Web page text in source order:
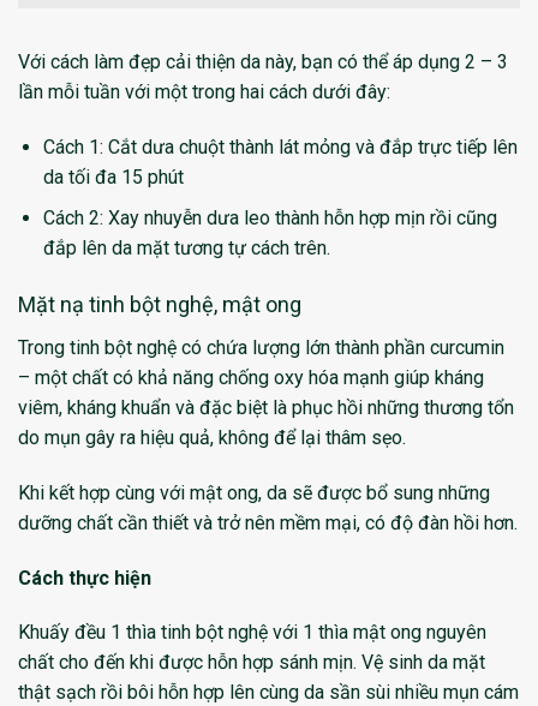
Với cách làm đẹp cải thiện da này, bạn có thể áp dụng 2 – 3
lần mỗi tuần với một trong hai cách dưới đây:
Cách 1: Cắt dưa chuột thành lát mỏng và đắp trực tiếp lên
da tối đa 15 phút
Cách 2: Xay nhuyễn dưa leo thành hỗn hợp mịn rồi cũng
đắp lên da mặt tương tự cách trên.
Mặt nạ tinh bột nghệ, mật ong
Trong tinh bột nghệ có chứa lượng lớn thành phần curcumin
– một chất có khả năng chống oxy hóa mạnh giúp kháng
viêm, kháng khuẩn và đặc biệt là phục hồi những thương tổn
do mụn gây ra hiệu quả, không để lại thâm sẹo.
Khi kết hợp cùng với mật ong, da sẽ được bổ sung những
dưỡng chất cần thiết và trở nên mềm mại, có độ đàn hồi hơn.
Cách thực hiện
Khuấy đều 1 thìa tinh bột nghệ với 1 thìa mật ong nguyên
chất cho đến khi được hỗn hợp sánh mịn. Vệ sinh da mặt
thật sạch rồi bôi hỗn hợp lên cùng da sần sùi nhiều mụn cám